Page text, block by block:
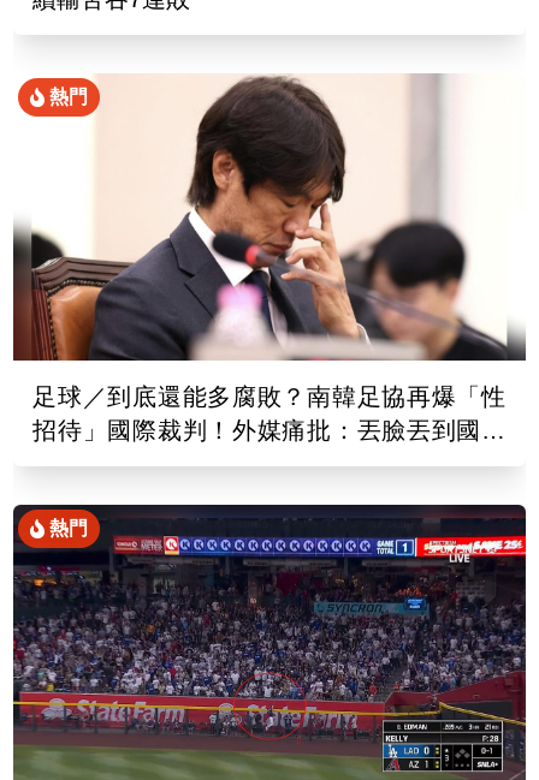
熱門
足球／到底還能多腐敗？南韓足協再爆「性
招待」國際裁判！外媒痛批：丟臉丟到國外
去
熱門